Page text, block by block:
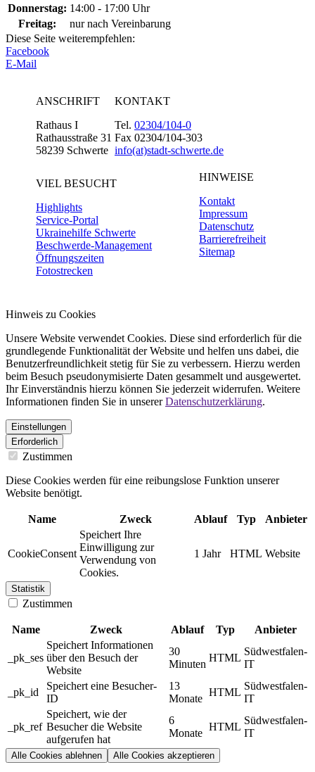
Donnerstag: 14:00 - 17:00 Uhr
Freitag:
nur nach Vereinbarung
Diese Seite weiterempfehlen:
Facebook
E-Mail
ANSCHRIFT
Rathaus I
Rathausstraße 31
58239 Schwerte
KONTAKT
Tel. 02304/104-0
Fax 02304/104-303
info(at)stadt-schwerte.de
VIEL BESUCHT
Highlights
Service-Portal
Ukrainehilfe Schwerte
Beschwerde-Management
Öffnungszeiten
Fotostrecken
HINWEISE
Kontakt
Impressum
Datenschutz
Barrierefreiheit
Sitemap
Hinweis zu Cookies
Unsere Website verwendet Cookies. Diese sind erforderlich für die
grundlegende Funktionalität der Website und helfen uns dabei, die
Benutzerfreundlichkeit stetig für Sie zu verbessern. Hierzu werden
beim Besuch pseudonymisierte Daten gesammelt und ausgewertet.
Ihr Einverständnis hierzu können Sie jederzeit widerrufen. Weitere
Informationen finden Sie in unsererDatenschutzerklärung.
Einstellungen
Erforderlich
Zustimmen
Diese Cookies werden für eine reibungslose Funktion unserer
Website benötigt.
Name Zweck Ablauf Typ Anbieter
CookieConsent
Speichert Ihre
Einwilligung zur
Verwendung von
Cookies.
1 Jahr HTML Website
Statistik
Zustimmen
Name Zweck Ablauf Typ Anbieter
_pk_ses
Speichert Informationen
über den Besuch der
Website
30
Minuten
HTML
Südwestfalen-
IT
_pk_id
Speichert eine Besucher-
ID
13
Monate
HTML
Südwestfalen-
IT
_pk_ref
Speichert, wie der
Besucher die Website
aufgerufen hat
6
Monate
HTML
Südwestfalen-
IT
Alle Cookies ablehnen Alle Cookies akzeptieren